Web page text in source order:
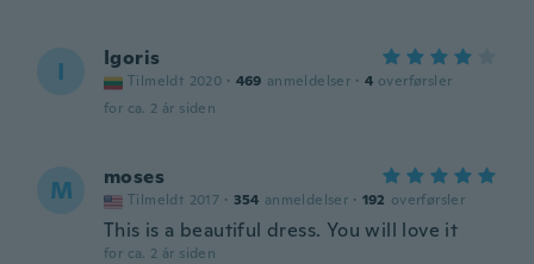
I Igoris
Tilmeldt 2020 · 469 anmeldelser · 4 overførsler
for ca. 2 år siden
M moses
Tilmeldt 2017 · 354 anmeldelser · 192 overførsler
This is a beautiful dress. You will love it
for ca. 2 år siden